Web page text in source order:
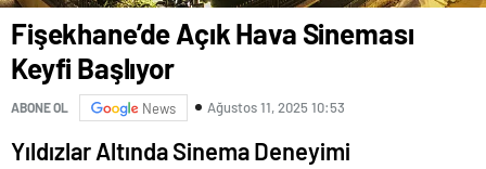
Fişekhane’de Açık Hava Sineması
Keyfi Başlıyor
ABONE OL News Ağustos 11, 2025 10:53
Yıldızlar Altında Sinema Deneyimi